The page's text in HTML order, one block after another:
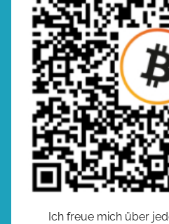
Ich freue mich über